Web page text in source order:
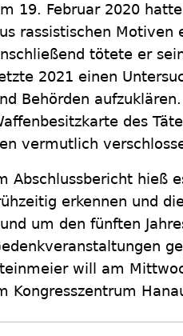
19. Februar 2020
rassistischen
tötete er
2021 einen
Behörden
des
vermutlich
Abschlussbericht hieß
erkennen und
um den fünften
will am
Kongresszentrum